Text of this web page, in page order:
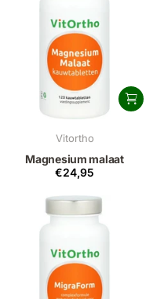
Vitortho
Magnesium malaat
€24,95